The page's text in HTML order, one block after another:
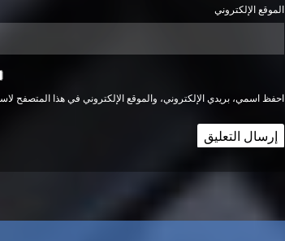
الموقع الإلكتروني
احفظ اسمي، بريدي الإلكتروني، والموقع الإلكتروني في هذا المتصفح